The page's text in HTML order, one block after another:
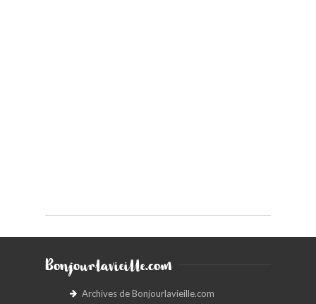
Bonjourlavieille.com
Archives de Bonjourlavieille.com